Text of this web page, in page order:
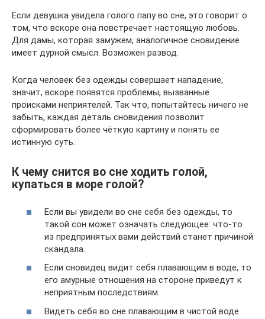
Если девушка увидела голого папу во сне, это говорит о
том, что вскоре она повстречает настоящую любовь.
Для дамы, которая замужем, аналогичное сновидение
имеет дурной смысл. Возможен развод.
Когда человек без одежды совершает нападение,
значит, вскоре появятся проблемы, вызванные
происками неприятелей. Так что, попытайтесь ничего не
забыть, каждая деталь сновидения позволит
сформировать более чёткую картину и понять ее
истинную суть.
К чему снится во сне ходить голой,
купаться в море голой?
Если вы увидели во сне себя без одежды, то
такой сон может означать следующее: что-то
из предпринятых вами действий станет причиной
скандала.
Если сновидец видит себя плавающим в воде, то
его амурные отношения на стороне приведут к
неприятным последствиям.
Видеть себя во сне плавающим в чистой воде